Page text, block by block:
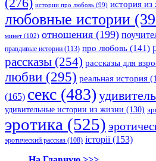
истории про любовь (99) история из
любовные истории
минет (102) отношения (199)
правдивые истории (113) про любовь (141)
рассказы (254) рассказы для
любви (295) реальная история
(165) секс (483)
удивительные истории из жизни (130)
эротика (525)
эротический рассказ (108) історії(153)